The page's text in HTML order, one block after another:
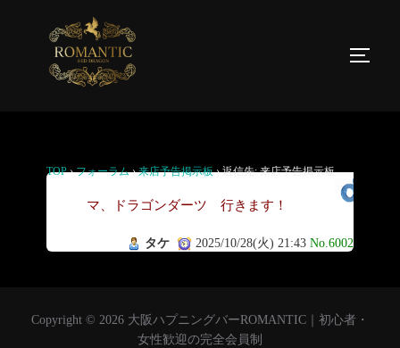
返信先: 来店予告掲示板
TOP › フォーラム › 来店予告掲示板 › 返信先: 来店予告掲示板
ロ
マ、ドラゴンダーツ 行きます！
タケ 2025/10/28(火) 21:43 No.6002
Copyright © 2026 大阪ハプニングバーROMANTIC｜初心者・
女性歓迎の完全会員制